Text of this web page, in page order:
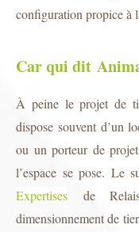
configuration propice à
Car qui dit
À peine le projet de
dispose souvent d’un
ou un porteur de
l’espace se pose. Le
Expertises de
dimensionnement de